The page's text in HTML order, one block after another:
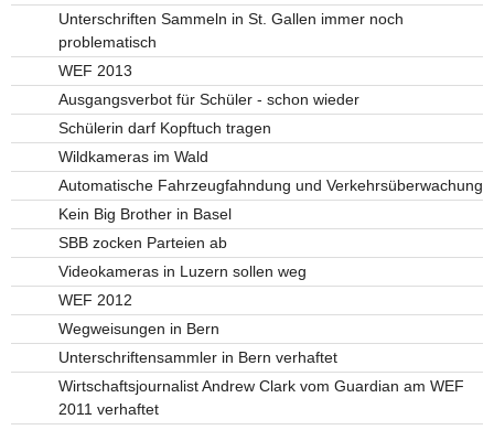
Unterschriften Sammeln in St. Gallen immer noch
problematisch
WEF 2013
Ausgangsverbot für Schüler - schon wieder
Schülerin darf Kopftuch tragen
Wildkameras im Wald
Automatische Fahrzeugfahndung und Verkehrsüberwachung
Kein Big Brother in Basel
SBB zocken Parteien ab
Videokameras in Luzern sollen weg
WEF 2012
Wegweisungen in Bern
Unterschriftensammler in Bern verhaftet
Wirtschaftsjournalist Andrew Clark vom Guardian am WEF
2011 verhaftet